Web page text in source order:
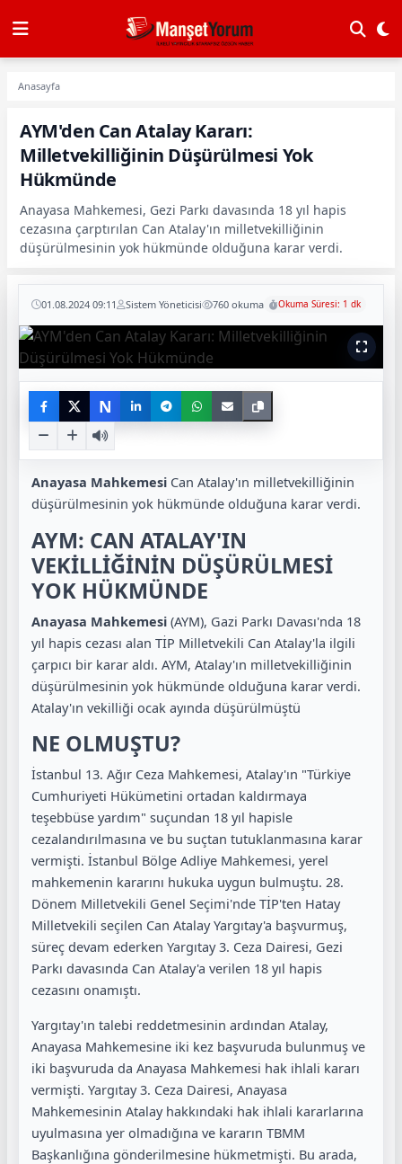
Anasayfa
AYM'den Can Atalay Kararı:
Milletvekilliğinin Düşürülmesi Yok
Hükmünde
Anayasa Mahkemesi, Gezi Parkı davasında 18 yıl hapis
cezasına çarptırılan Can Atalay'ın milletvekilliğinin
düşürülmesinin yok hükmünde olduğuna karar verdi.
01.08.2024 09:11 Sistem Yöneticisi 760 okuma Okuma Süresi: 1 dk
N
Anayasa Mahkemesi Can Atalay'ın milletvekilliğinin
düşürülmesinin yok hükmünde olduğuna karar verdi.
AYM: CAN ATALAY'IN
VEKİLLİĞİNİN DÜŞÜRÜLMESİ
YOK HÜKMÜNDE
Anayasa Mahkemesi (AYM), Gazi Parkı Davası'nda 18
yıl hapis cezası alan TİP Milletvekili Can Atalay'la ilgili
çarpıcı bir karar aldı. AYM, Atalay'ın milletvekilliğinin
düşürülmesinin yok hükmünde olduğuna karar verdi.
Atalay'ın vekilliği ocak ayında düşürülmüştü
NE OLMUŞTU?
İstanbul 13. Ağır Ceza Mahkemesi, Atalay'ın "Türkiye
Cumhuriyeti Hükümetini ortadan kaldırmaya
teşebbüse yardım" suçundan 18 yıl hapisle
cezalandırılmasına ve bu suçtan tutuklanmasına karar
vermişti. İstanbul Bölge Adliye Mahkemesi, yerel
mahkemenin kararını hukuka uygun bulmuştu. 28.
Dönem Milletvekili Genel Seçimi'nde TİP'ten Hatay
Milletvekili seçilen Can Atalay Yargıtay'a başvurmuş,
süreç devam ederken Yargıtay 3. Ceza Dairesi, Gezi
Parkı davasında Can Atalay'a verilen 18 yıl hapis
cezasını onamıştı.
Yargıtay'ın talebi reddetmesinin ardından Atalay,
Anayasa Mahkemesine iki kez başvuruda bulunmuş ve
iki başvuruda da Anayasa Mahkemesi hak ihlali kararı
vermişti. Yargıtay 3. Ceza Dairesi, Anayasa
Mahkemesinin Atalay hakkındaki hak ihlali kararlarına
uyulmasına yer olmadığına ve kararın TBMM
Başkanlığına gönderilmesine hükmetmişti. Bu arada,